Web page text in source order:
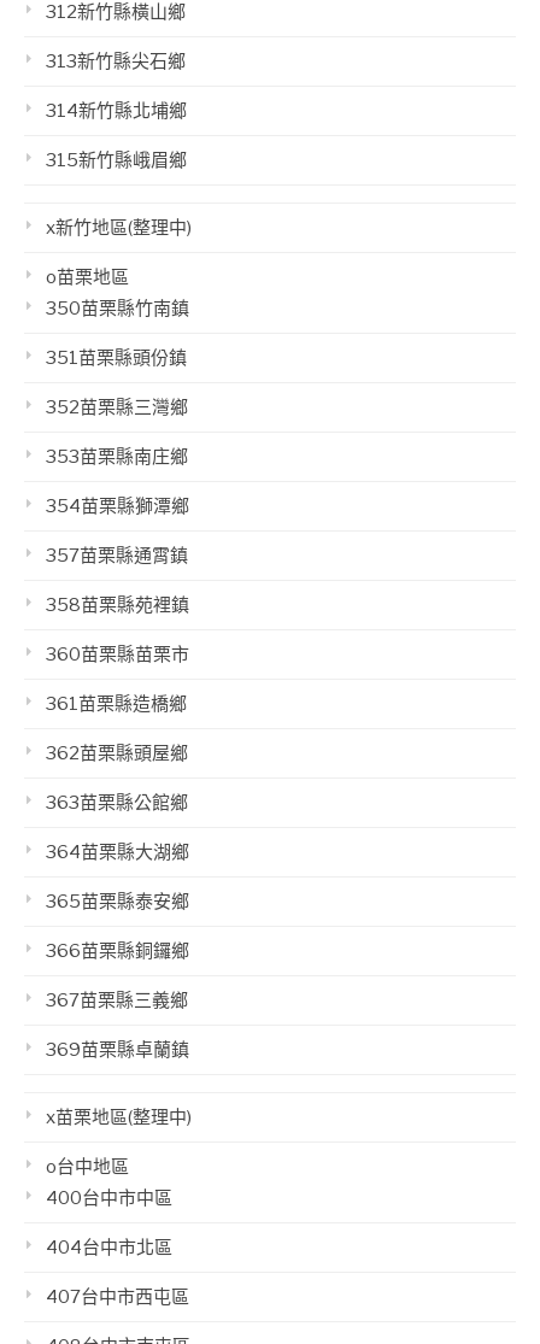
312新竹縣橫山鄉
313新竹縣尖石鄉
314新竹縣北埔鄉
315新竹縣峨眉鄉
x新竹地區(整理中)
o苗栗地區
350苗栗縣竹南鎮
351苗栗縣頭份鎮
352苗栗縣三灣鄉
353苗栗縣南庄鄉
354苗栗縣獅潭鄉
357苗栗縣通霄鎮
358苗栗縣苑裡鎮
360苗栗縣苗栗市
361苗栗縣造橋鄉
362苗栗縣頭屋鄉
363苗栗縣公館鄉
364苗栗縣大湖鄉
365苗栗縣泰安鄉
366苗栗縣銅鑼鄉
367苗栗縣三義鄉
369苗栗縣卓蘭鎮
x苗栗地區(整理中)
o台中地區
400台中市中區
404台中市北區
407台中市西屯區